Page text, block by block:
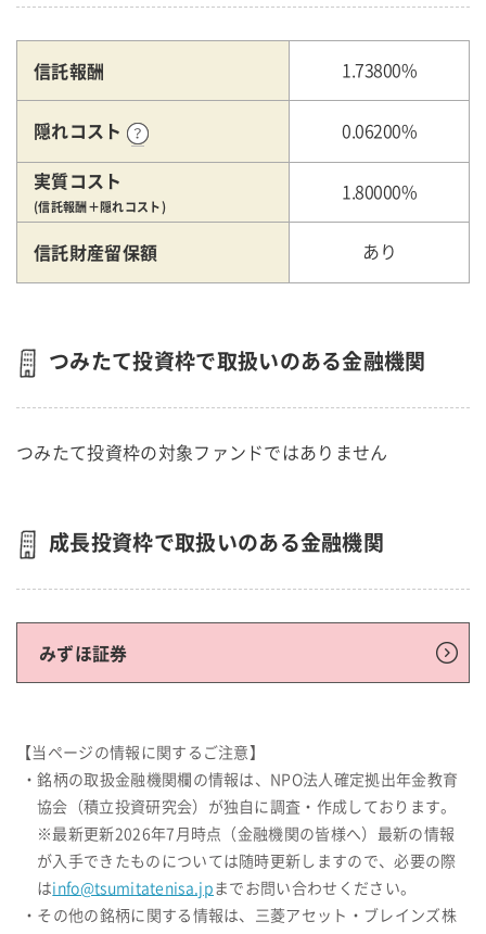
信託報酬 1.73800%
隠れコスト 0.06200%
実質コスト
(信託報酬＋隠れコスト)
1.80000%
信託財産留保額 あり
つみたて投資枠で取扱いのある金融機関
つみたて投資枠の対象ファンドではありません
成長投資枠で取扱いのある金融機関
みずほ証券
【当ページの情報に関するご注意】
・銘柄の取扱金融機関欄の情報は、NPO法人確定拠出年金教育
協会（積立投資研究会）が独自に調査・作成しております。
※最新更新2026年7月時点（金融機関の皆様へ）最新の情報
が入手できたものについては随時更新しますので、必要の際
はinfo@tsumitatenisa.jp までお問い合わせください。
・その他の銘柄に関する情報は、三菱アセット・ブレインズ株